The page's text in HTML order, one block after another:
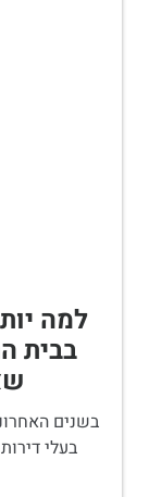
למה
בבית
בשנים
בעלי